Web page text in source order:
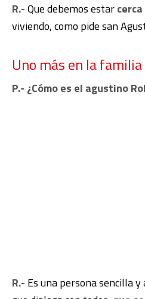
R.-Que debemos estar
viviendo, como pide san
Uno más en la familia
P.- ¿Cómo es el agustino
R.- Es una persona sencilla